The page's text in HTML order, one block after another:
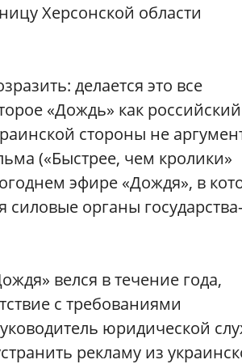
Херсонской области
делается это все
«Дождь» как российский
стороны не
(«Быстрее, чем кролики»
эфире «Дождя», в
органы государства-
велся в течение года,
с требованиями
юридической
рекламу из